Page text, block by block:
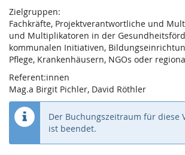
Zielgruppen:
Fachkräfte, Projektverantwortliche und
und Multiplikatoren in der
kommunalen Initiativen,
Pflege, Krankenhäusern, NGOs oder
Referent:innen
Mag.a Birgit Pichler, David Röthler
Der Buchungszeitraum für diese
ist beendet.